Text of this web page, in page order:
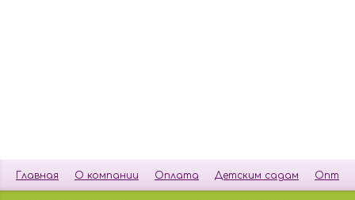
Главная О компании Оплата Детским садам Опт